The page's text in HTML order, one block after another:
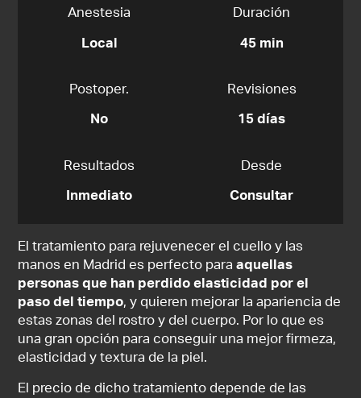
Anestesia
Local
Duración
45 min
Postoper.
No
Revisiones
15 días
Resultados
Inmediato
Desde
Consultar
El tratamiento para rejuvenecer el cuello y las
manos en Madrid es perfecto paraaquellas
personas que han perdido elasticidad por el
paso del tiempo, y quieren mejorar la apariencia de
estas zonas del rostro y del cuerpo. Por lo que es
una gran opción para conseguir una mejor firmeza,
elasticidad y textura de la piel.
El precio de dicho tratamiento depende de las